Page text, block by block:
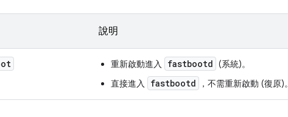
說明
重新啟動進入 fastbootd (系統)。
直接進入
fastbootd ，不需重新啟動 (復原)。